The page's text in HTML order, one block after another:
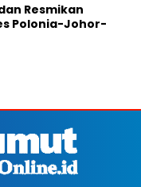
Resmikan
Polonia-Johor-